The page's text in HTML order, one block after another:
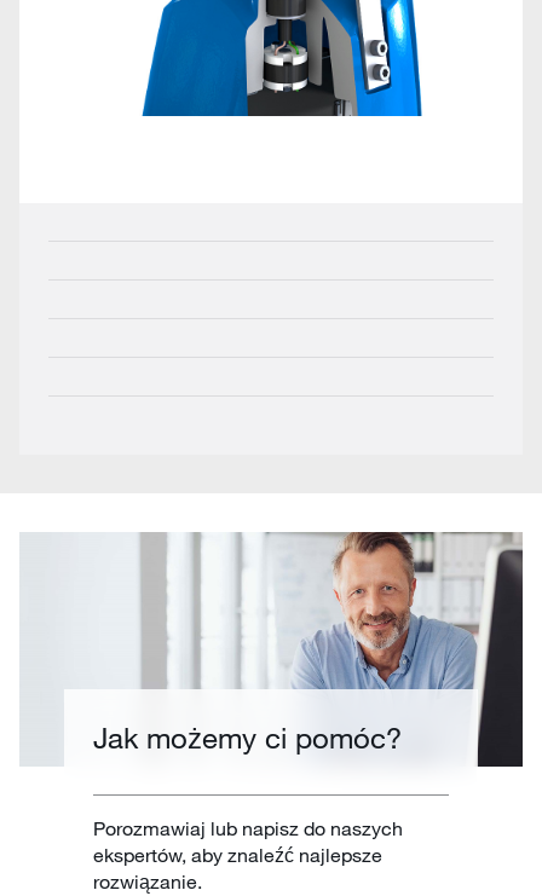
Jak możemy ci pomóc?
Porozmawiaj lub napisz do naszych
ekspertów, aby znaleźć najlepsze
rozwiązanie.